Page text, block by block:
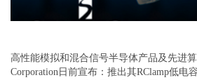
高性能模拟和混合信号半导体产品及先进算
Corporation日前宣布：推出其RClamp低电